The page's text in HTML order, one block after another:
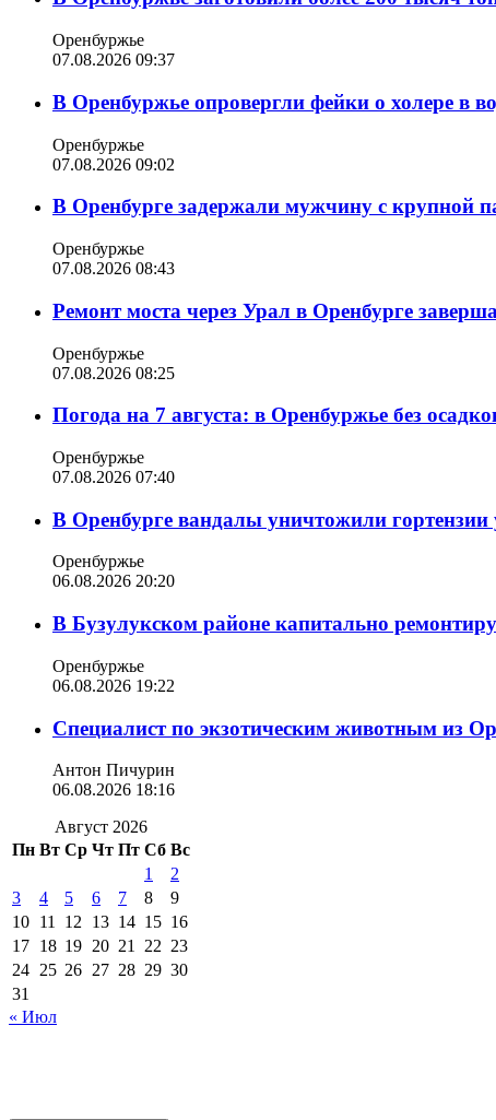
Оренбуржье
07.08.2026 09:37
В Оренбуржье опровергли фейки о холере в
Оренбуржье
07.08.2026 09:02
В Оренбурге задержали мужчину с крупной
Оренбуржье
07.08.2026 08:43
Ремонт моста через Урал в Оренбурге
Оренбуржье
07.08.2026 08:25
Погода на 7 августа: в Оренбуржье без
Оренбуржье
07.08.2026 07:40
В Оренбурге вандалы уничтожили гортензии
Оренбуржье
06.08.2026 20:20
В Бузулукском районе капитально
Оренбуржье
06.08.2026 19:22
Специалист по экзотическим животным из
Антон Пичурин
06.08.2026 18:16
Август 2026
Пн Вт Ср Чт Пт Сб Вс
1
2
3
4 5 6 7 8
9
10 11 12 13 14 15 16
17 18 19 20 21 22 23
24 25 26 27 28 29 30
31
« Июл